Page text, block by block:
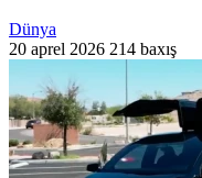
Dünya
20 aprel 2026 214 baxış